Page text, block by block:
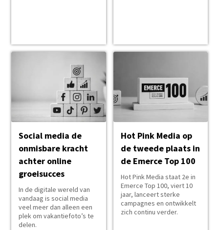
Social media de
onmisbare kracht
achter online
groeisucces
In de digitale wereld van
vandaag is social media
veel meer dan alleen een
plek om vakantiefoto’s te
delen.
Hot Pink Media op
de tweede plaats in
de Emerce Top 100
Hot Pink Media staat 2e in
Emerce Top 100, viert 10
jaar, lanceert sterke
campagnes en ontwikkelt
zich continu verder.